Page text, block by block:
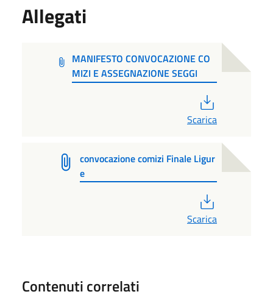
Allegati
MANIFESTO CONVOCAZIONE CO
MIZI E ASSEGNAZIONE SEGGI
Scarica
convocazione comizi Finale Ligur
e
Scarica
Contenuti correlati